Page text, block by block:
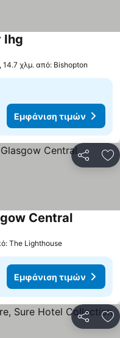
Ihg
χλμ. από: Bishopton
Εμφάνιση τιμών
Central
The Lighthouse
Εμφάνιση τιμών